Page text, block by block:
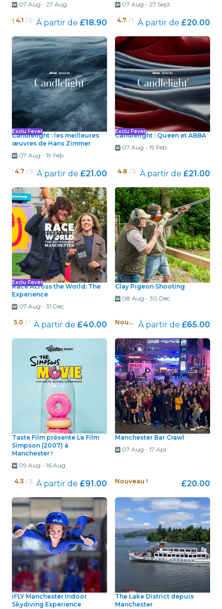
07 Aug - 27 Aug
4.1 / 5 À partir de £18.90
07 Aug - 27 Sept
4.7 / 5 À partir de £20.00
Exclu Fever
Candlelight : les meilleures
œuvres de Hans Zimmer
07 Aug - 19 Feb
4.7 / 5 À partir de £21.00
Exclu Fever
Candlelight : Queen et ABBA
07 Aug - 19 Feb
4.8 / 5 À partir de £21.00
Exclu Fever
Race Across the World: The
Experience
07 Aug - 31 Dec
5.0 / 5 À partir de £40.00
Clay Pigeon Shooting
08 Aug - 30 Dec
Nouveau ! À partir de £65.00
Taste Film présente Le Film
Simpson (2007) à
Manchester !
09 Aug - 16 Aug
4.3 / 5 À partir de £91.00
Manchester Bar Crawl
07 Aug - 17 Apr
Nouveau ! £20.00
iFLY Manchester Indoor
Skydiving Experience
The Lake District depuis
Manchester